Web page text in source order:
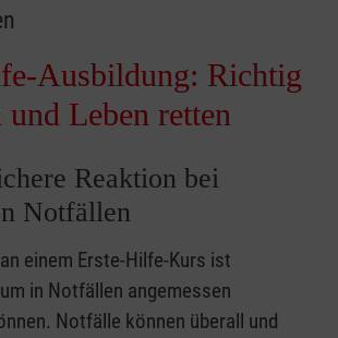
Ausbildung: Richtig
und Leben retten
Reaktion bei
Notfällen
einem Erste-Hilfe-Kurs ist
in Notfällen angemessen
Notfälle können überall und